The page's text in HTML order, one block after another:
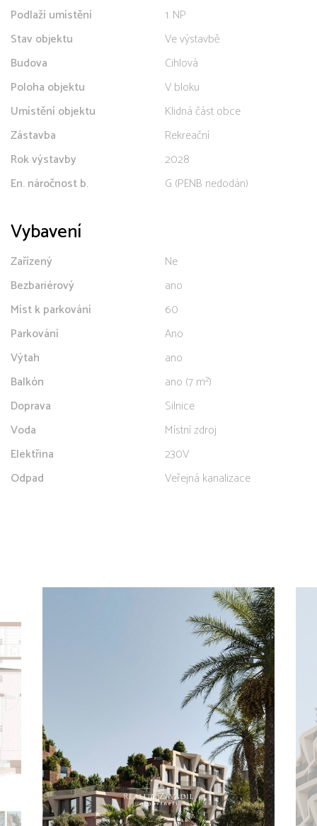
Podlaží umístění
1. NP
Stav objektu
Ve výstavbě
Budova
Cihlová
Poloha objektu
V bloku
Umístění objektu
Klidná část obce
Zástavba
Rekreační
Rok výstavby
2028
En. náročnost b.
G (PENB nedodán)
Vybavení
Zařízený
Ne
Bezbariérový
ano
Míst k parkování
60
Parkování
Ano
Výtah
ano
Balkón
ano (7 m²)
Doprava
Silnice
Voda
Místní zdroj
Elektřina
230V
Odpad
Veřejná kanalizace